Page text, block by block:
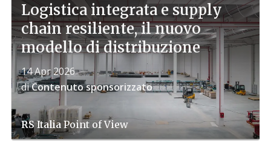
Logistica integrata e supply
chain resiliente, il nuovo
modello di distribuzione
14 Apr 2026
diContenuto sponsorizzato
RS Italia Point of View